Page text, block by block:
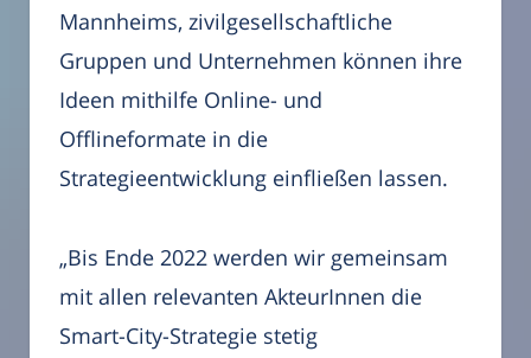
Mannheims, zivilgesellschaftliche
Gruppen und Unternehmen können ihre
Ideen mithilfe Online- und
Offlineformate in die
Strategieentwicklung einfließen lassen.
„Bis Ende 2022 werden wir gemeinsam
mit allen relevanten AkteurInnen die
Smart-City-Strategie stetig